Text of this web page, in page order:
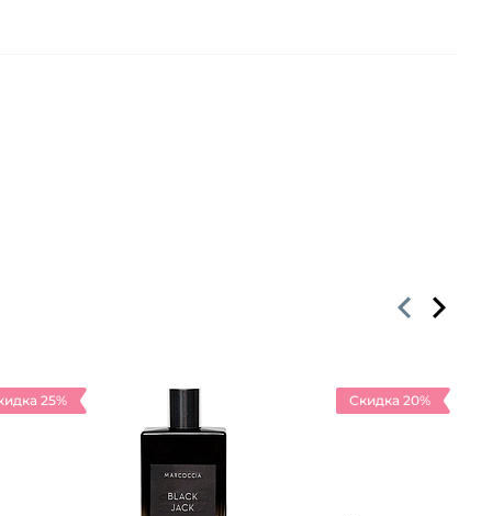
25% Скидка 20%